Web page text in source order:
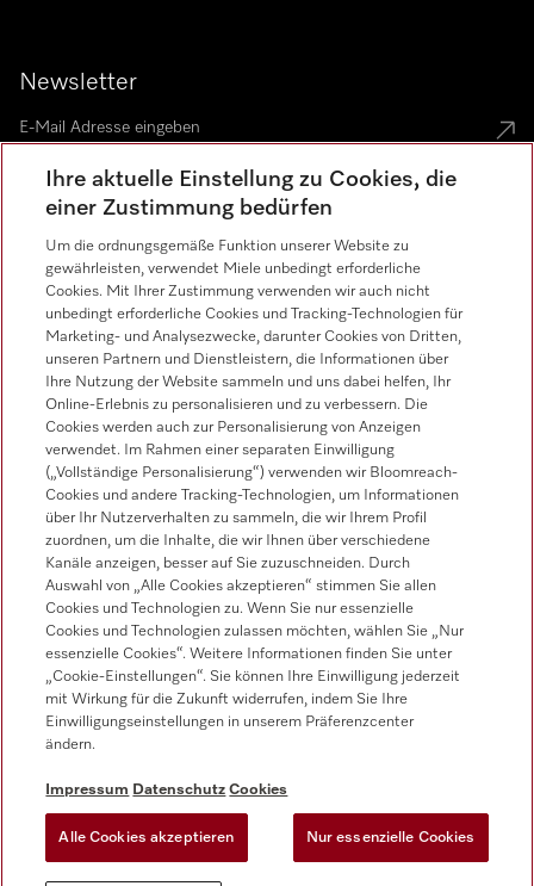
Newsletter
Language
Impressum
AGB
Datenschutz
Nutzungsbedingungen
Gesetzen über digitale Dienste
Miele on Instagram
Miele on Youtube
Ihre aktuelle Einstellung zu Cookies, die
einer Zustimmung bedürfen
Um die ordnungsgemäße Funktion unserer Website zu
gewährleisten, verwendet Miele unbedingt erforderliche
Cookies. Mit Ihrer Zustimmung verwenden wir auch nicht
unbedingt erforderliche Cookies und Tracking-Technologien für
Marketing- und Analysezwecke, darunter Cookies von Dritten,
unseren Partnern und Dienstleistern, die Informationen über
Ihre Nutzung der Website sammeln und uns dabei helfen, Ihr
Online-Erlebnis zu personalisieren und zu verbessern. Die
Cookies werden auch zur Personalisierung von Anzeigen
verwendet. Im Rahmen einer separaten Einwilligung
(„Vollständige Personalisierung“) verwenden wir Bloomreach-
Cookies und andere Tracking-Technologien, um Informationen
über Ihr Nutzerverhalten zu sammeln, die wir Ihrem Profil
zuordnen, um die Inhalte, die wir Ihnen über verschiedene
Kanäle anzeigen, besser auf Sie zuzuschneiden. Durch
Auswahl von „Alle Cookies akzeptieren“ stimmen Sie allen
Cookies und Technologien zu. Wenn Sie nur essenzielle
Cookies und Technologien zulassen möchten, wählen Sie „Nur
essenzielle Cookies“. Weitere Informationen finden Sie unter
„Cookie-Einstellungen“. Sie können Ihre Einwilligung jederzeit
mit Wirkung für die Zukunft widerrufen, indem Sie Ihre
Einwilligungseinstellungen in unserem Präferenzcenter
ändern.
Impressum Datenschutz Cookies
Alle Cookies akzeptieren Nur essenzielle Cookies